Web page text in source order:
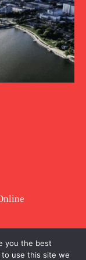
you the best
use this site we